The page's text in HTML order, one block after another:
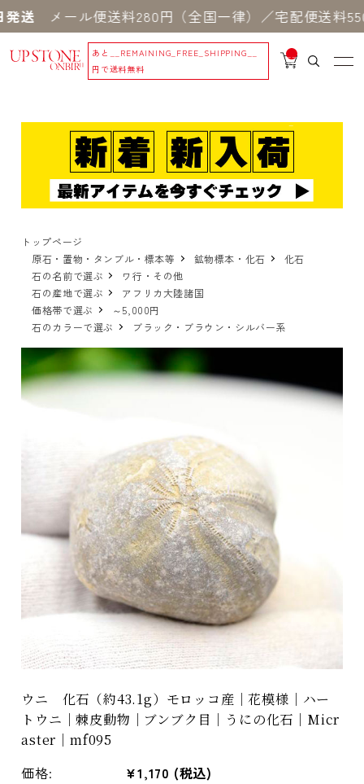
メール便送料280円（全国一律）／宅配便送料550
あと
__REMAINING_FREE_SHIPPING__
円で送料無料
__
IT
_
トップページ
原石・置物・タンブル・標本等
鉱物標本・化石
化石
石の名前で選ぶ
ワ行・その他
石の産地で選ぶ
アフリカ大陸諸国
価格帯で選ぶ
～5,000円
石のカラーで選ぶ
ブラック・ブラウン・シルバー系
ウニ 化石（約43.1g）モロッコ産｜花模様｜ハー
トウニ｜棘皮動物｜ブンブク目｜うにの化石｜Micr
aster｜mf095
価格: ¥1,170 (税込)